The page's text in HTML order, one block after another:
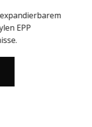
EPP